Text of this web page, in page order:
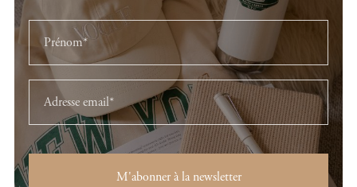
M'abonner à la newsletter